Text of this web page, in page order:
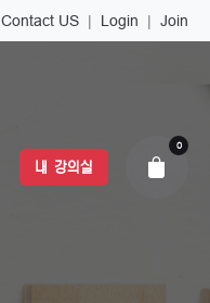
Join
|
Login
|
Contact US
내 강의실
0